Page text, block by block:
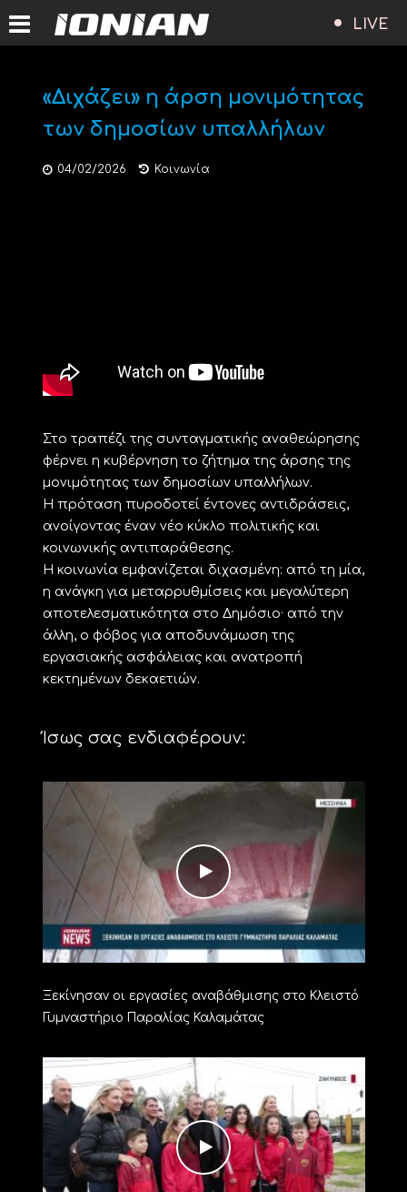
LIVE
«Διχάζει» η άρση μονιμότητας
των δημοσίων υπαλλήλων
04/02/2026 Κοινωνία
Στο τραπέζι της συνταγματικής αναθεώρησης
φέρνει η κυβέρνηση το ζήτημα της άρσης της
μονιμότητας των δημοσίων υπαλλήλων.
Η πρόταση πυροδοτεί έντονες αντιδράσεις,
ανοίγοντας έναν νέο κύκλο πολιτικής και
κοινωνικής αντιπαράθεσης.
Η κοινωνία εμφανίζεται διχασμένη: από τη μία,
η ανάγκη για μεταρρυθμίσεις και μεγαλύτερη
αποτελεσματικότητα στο Δημόσιο· από την
άλλη, ο φόβος για αποδυνάμωση της
εργασιακής ασφάλειας και ανατροπή
κεκτημένων δεκαετιών.
Ίσως σας ενδιαφέρουν:
Ξεκίνησαν οι εργασίες αναβάθμισης στο Κλειστό
Γυμναστήριο Παραλίας Καλαμάτας